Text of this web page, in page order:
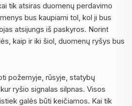
tik atsiras duomenų perdavimo
bus kaupiami tol, kol ji bus
atsijungs iš paskyros. Norint
kaip ir iki šiol, duomenų ryšys bus
požemyje, rūsyje, statybų
ryšio signalas silpnas. Visos
galės būti keičiamos. Kai tik